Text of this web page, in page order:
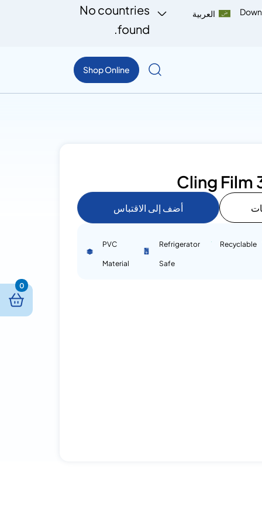
العربية
No countries
found.
Shop Online
Cling Film
أضف إلى الاقتباس
Recyclable
Refrigerator
Safe
PVC
Material
0